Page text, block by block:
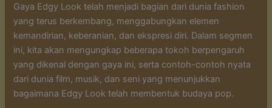
Gaya Edgy Look telah menjadi bagian dari dunia fashion
yang terus berkembang, menggabungkan elemen
kemandirian, keberanian, dan ekspresi diri. Dalam segmen
ini, kita akan mengungkap beberapa tokoh berpengaruh
yang dikenal dengan gaya ini, serta contoh-contoh nyata
dari dunia film, musik, dan seni yang menunjukkan
bagaimana Edgy Look telah membentuk budaya pop.